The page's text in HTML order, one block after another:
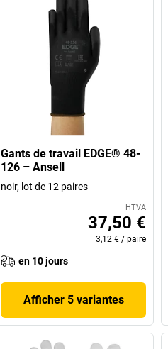
Gants de travail EDGE® 48-
126 – Ansell
noir, lot de 12 paires
HTVA
37,50 €
3,12 € /paire
en 10 jours
Afficher 5 variantes